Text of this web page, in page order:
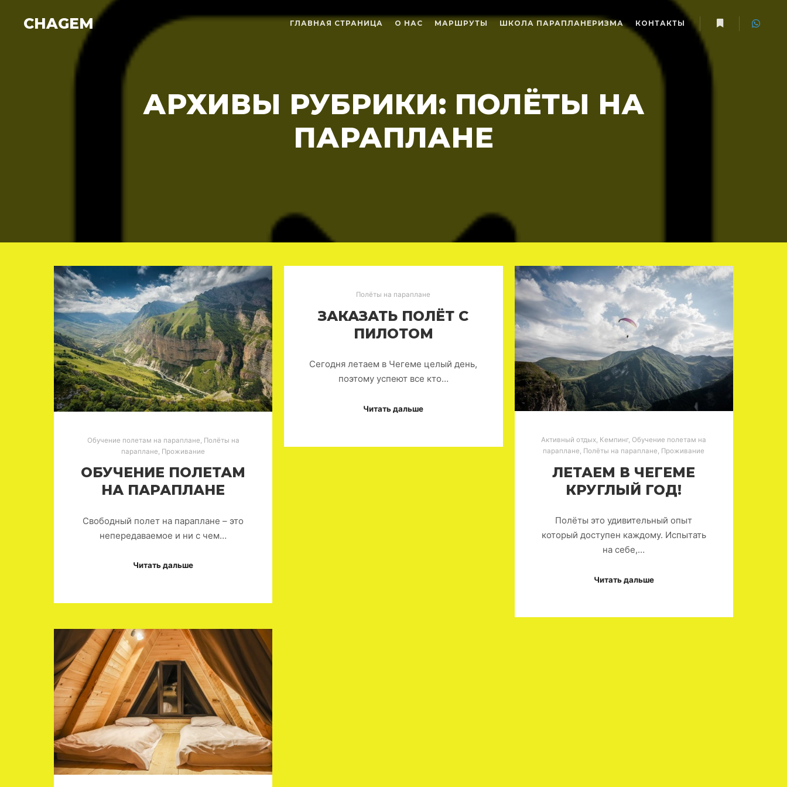
CHAGEM ГЛАВНАЯ СТРАНИЦА О НАС МАРШРУТЫ ШКОЛА ПАРАПЛАНЕРИЗМА
КОНТАКТЫ
АРХИВЫ РУБРИКИ: ПОЛЁТЫ НА
ПАРАПЛАНЕ
Обучение полетам на параплане Полёты на
параплане Проживание
ОБУЧЕНИЕ ПОЛЕТАМ
НА ПАРАПЛАНЕ
Свободный полет на параплане – это
непередаваемое и ни с чем…
Читать дальше
Полёты на параплане
ЗАКАЗАТЬ ПОЛЁТ С
ПИЛОТОМ
Сегодня летаем в Чегеме целый день,
поэтому успеют все кто…
Читать дальше
Активный отдых, Кемпинг, Обучение полетам на
параплане, Полёты на параплане, Проживание
ЛЕТАЕМ В ЧЕГЕМЕ
КРУГЛЫЙ ГОД!
Полёты это удивительный опыт
который доступен каждому. Испытать
на себе,…
Читать дальше